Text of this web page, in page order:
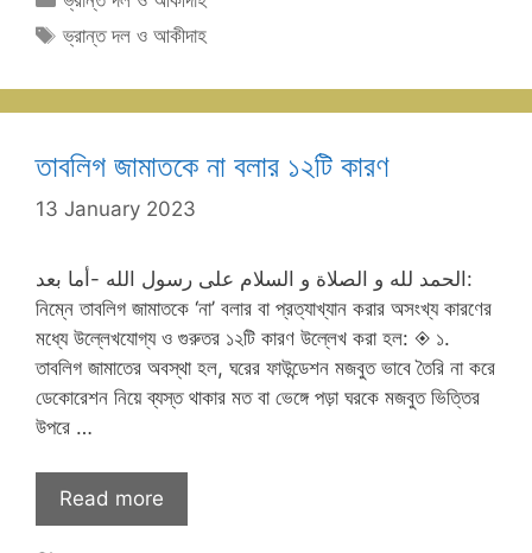
Tags
ভ্রান্ত দল ও আকীদাহ
তাবলিগ জামাতকে না বলার ১২টি কারণ
13 January 2023
الحمد لله و الصلاة و السلام على رسول الله -أما بعد:
নিম্নে তাবলিগ জামাতকে ‘না’ বলার বা প্রত্যাখ্যান করার অসংখ্য কারণের
মধ্যে উল্লেখযোগ্য ও গুরুতর ১২টি কারণ উল্লেখ করা হল: ◈ ১.
তাবলিগ জামাতের অবস্থা হল, ঘরের ফাউন্ডেশন মজবুত ভাবে তৈরি না করে
ডেকোরেশন নিয়ে ব্যস্ত থাকার মত বা ভেঙ্গে পড়া ঘরকে মজবুত ভিত্তির
উপরে …
Read more